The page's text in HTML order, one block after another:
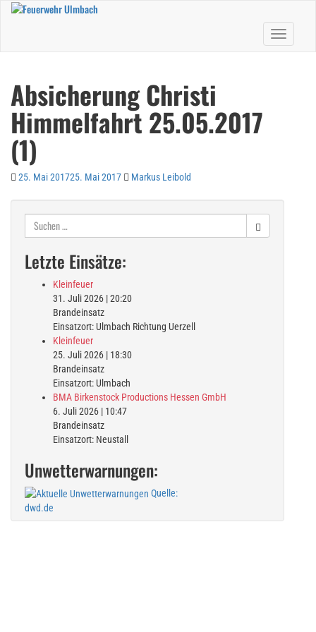
Skip
Toggle
Absicherung Christi
Himmelfahrt 25.05.2017
(1)
25. Mai 201725. Mai 2017 Markus Leibold
Suchen
Letzte Einsätze:
Kleinfeuer
31. Juli 2026 |20:20
Brandeinsatz
Einsatzort: Ulmbach Richtung Uerzell
Kleinfeuer
25. Juli 2026 | 18:30
Brandeinsatz
Einsatzort: Ulmbach
BMA Birkenstock Productions Hessen GmbH
6. Juli 2026 | 10:47
Brandeinsatz
Einsatzort: Neustall
Unwetterwarnungen:
Quelle:
dwd.de